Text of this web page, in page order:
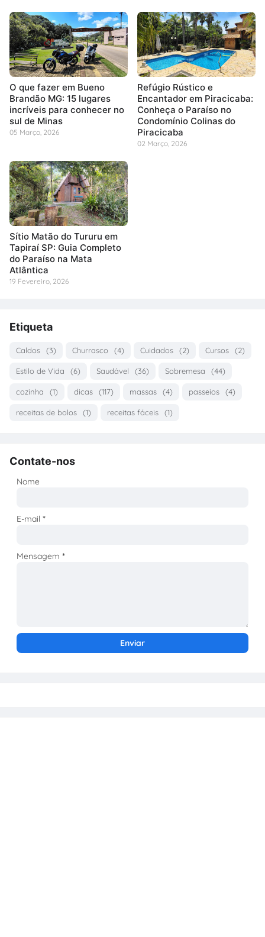
O que fazer em Bueno
Brandão MG: 15 lugares
incríveis para conhecer no
sul de Minas
05 Março, 2026
Refúgio Rústico e
Encantador em Piracicaba:
Conheça o Paraíso no
Condomínio Colinas do
Piracicaba
02 Março, 2026
Sítio Matão do Tururu em
Tapiraí SP: Guia Completo
do Paraíso na Mata
Atlântica
19 Fevereiro, 2026
Etiqueta
Caldos (3) Churrasco (4) Cuidados (2) Cursos (2)
Estilo de Vida (6) Saudável (36) Sobremesa (44)
cozinha (1) dicas (117) massas (4) passeios (4)
receitas de bolos (1) receitas fáceis (1)
Contate-nos
Nome
E-mail*
Mensagem*